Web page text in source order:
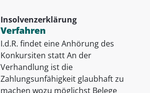
Insolvenzerklärung
Verfahren
I.d.R. findet eine Anhörung des
Konkursiten statt An der
Verhandlung ist die
Zahlungsunfähigkeit glaubhaft zu
machen wozu möglichst Belege